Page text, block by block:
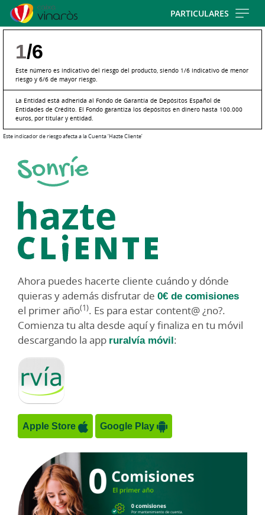
PARTICULARES
1/6
Este número es indicativo del riesgo del producto, siendo 1/6 indicativo de menor
riesgo y 6/6 de mayor riesgo.
La Entidad está adherida al Fondo de Garantía de Depósitos Español de
Entidades de Crédito. El Fondo garantiza los depósitos en dinero hasta 100.000
euros, por titular y entidad.
Este indicador de riesgo afecta a la Cuenta ‘Hazte Cliente’
contenido,
por
espere...
Ahora puedes hacerte cliente cuándo y dónde
quieras y además disfrutar de 0€ de comisiones
el primer año(1). Es para estar content@ ¿no?.
Comienza tu alta desde aquí y finaliza en tu móvil
descargando la app ruralvía móvil:
Apple Store Google Play